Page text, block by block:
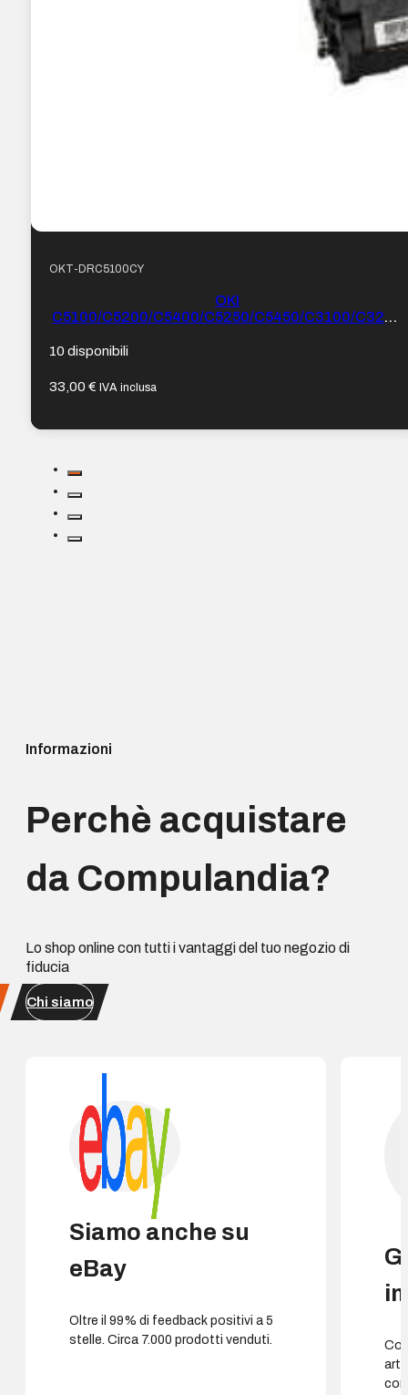
OKT-DRC5100CY
OKI
C5100/C5200/C5400/C5250/C5450/C3100/C3200
42126607/42126672/42126643/42126664 (Drum)
10 disponibili
33,00€ IVA inclusa
Informazioni
Perchè acquistare
da Compulandia?
Lo shop online con tutti i vantaggi del tuo negozio di
fiducia
Chi siamo
Siamo anche su
eBay
Oltre il 99% di feedback positivi a 5
stelle. Circa 7.000 prodotti venduti.